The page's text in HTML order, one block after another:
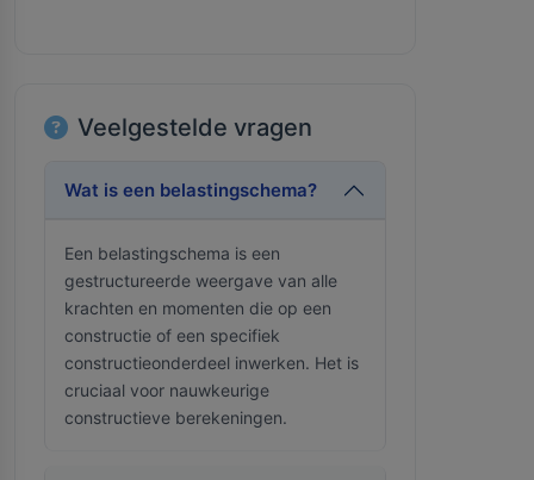
Veelgestelde vragen
Wat is een belastingschema?
Een belastingschema is een
gestructureerde weergave van alle
krachten en momenten die op een
constructie of een specifiek
constructieonderdeel inwerken. Het is
cruciaal voor nauwkeurige
constructieve berekeningen.